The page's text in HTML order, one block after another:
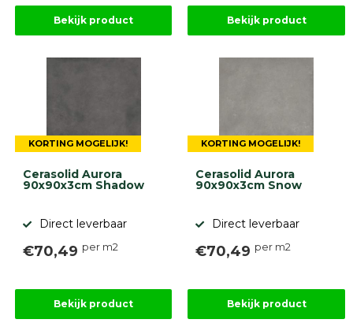
Bekijk product Bekijk product
KORTING MOGELIJK!
Cerasolid Aurora
90x90x3cm Shadow
Direct leverbaar
€70,49 per m2
Bekijk product
KORTING MOGELIJK!
Cerasolid Aurora
90x90x3cm Snow
Direct leverbaar
€70,49 per m2
Bekijk product